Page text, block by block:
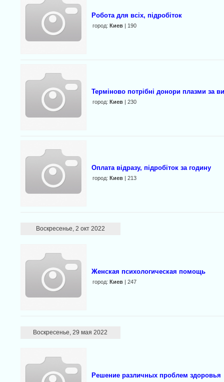
Робота для всіх, підробіток
город: Киев| 190
Терміново потрібні донори плазми за
город: Киев| 230
Оплата відразу, підробіток за годину
город: Киев| 213
Воскресенье, 2 окт 2022
Женская психологическая помощь
город: Киев| 247
Воскресенье, 29 мая 2022
Решение различных проблем здоровья